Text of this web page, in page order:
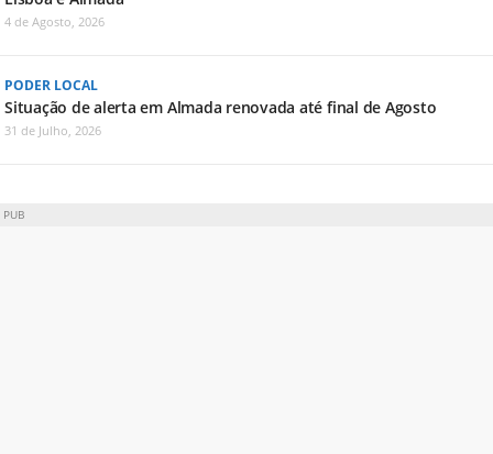
4 de Agosto, 2026
PODER LOCAL
Situação de alerta em Almada renovada até final de Agosto
31 de Julho, 2026
PUB